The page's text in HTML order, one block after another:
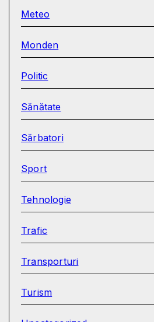
Meteo
Monden
Politic
Sănătate
Sărbatori
Sport
Tehnologie
Trafic
Transporturi
Turism